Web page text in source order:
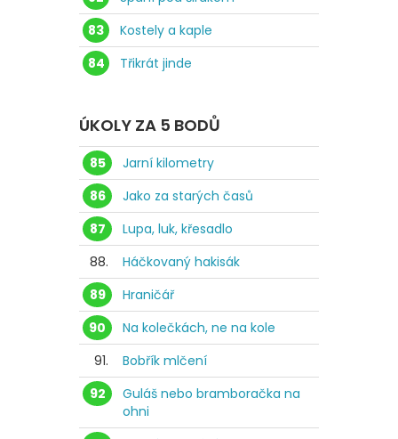
83
Kostely a kaple
84
Třikrát jinde
ÚKOLY ZA 5 BODŮ
85
Jarní kilometry
86
Jako za starých časů
87
Lupa, luk, křesadlo
88.
Háčkovaný hakisák
89
Hraničář
90
Na kolečkách, ne na kole
91.
Bobřík mlčení
92
Guláš nebo bramboračka na
ohni